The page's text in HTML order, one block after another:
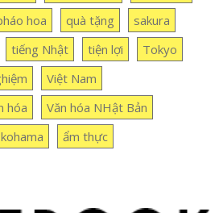
hoa quà tặng
sakura
tiếng Nhật tiện lợi
Tokyo
Việt Nam
hóa
Văn hóa NHật Bản
ẩm thực